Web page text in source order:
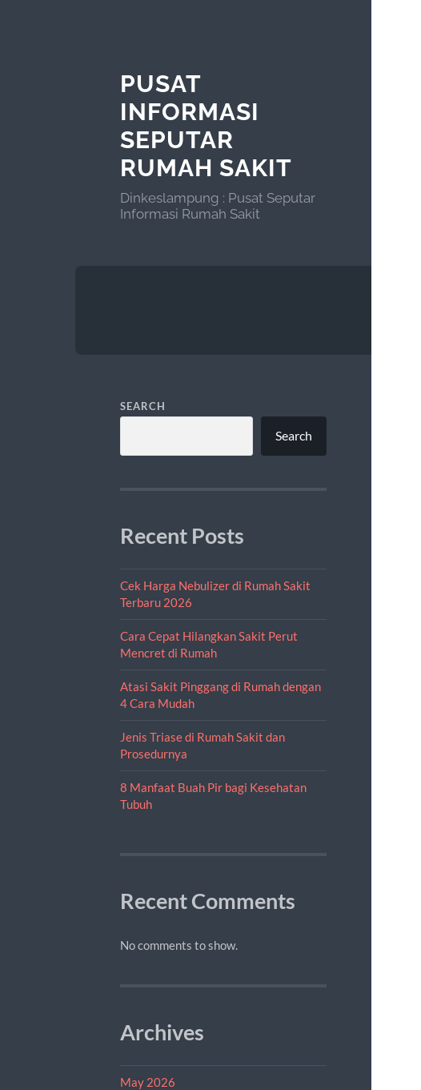
PUSAT
INFORMASI
SEPUTAR
RUMAH SAKIT
Dinkeslampung : Pusat Seputar
Informasi Rumah Sakit
SEARCH
Search
Recent Posts
Cek Harga Nebulizer di Rumah Sakit
Terbaru 2026
Cara Cepat Hilangkan Sakit Perut
Mencret di Rumah
Atasi Sakit Pinggang di Rumah dengan
4 Cara Mudah
Jenis Triase di Rumah Sakit dan
Prosedurnya
8 Manfaat Buah Pir bagi Kesehatan
Tubuh
Recent Comments
No comments to show.
Archives
May 2026